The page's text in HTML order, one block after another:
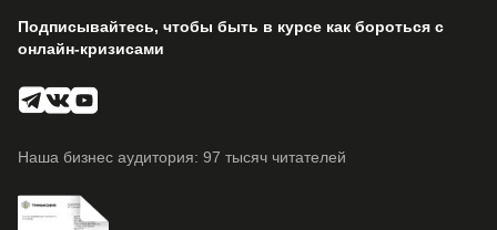
Подписывайтесь, чтобы быть в курсе как бороться с
онлайн-кризисами
Наша бизнес аудитория: 97 тысяч читателей